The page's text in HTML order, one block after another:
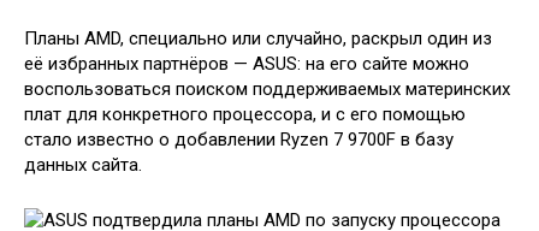
Планы AMD, специально или случайно, раскрыл один из
её избранных партнёров — ASUS: на его сайте можно
воспользоваться поиском поддерживаемых материнских
плат для конкретного процессора, и с его помощью
стало известно о добавлении Ryzen 7 9700F в базу
данных сайта.